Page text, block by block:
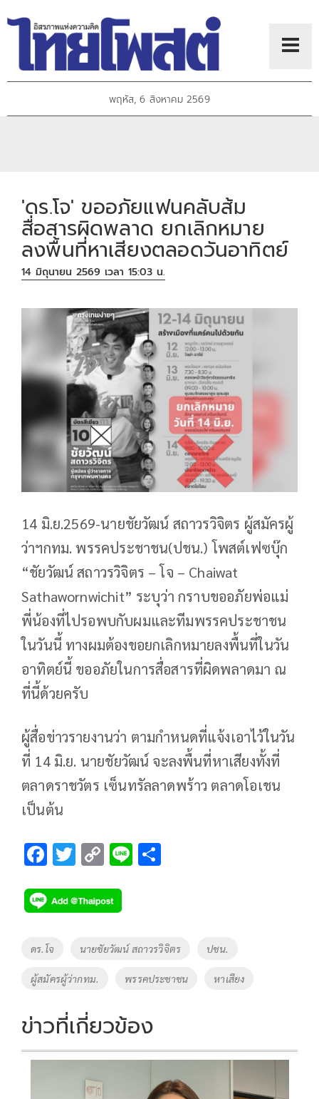
พฤหัส, 6 สิงหาคม 2569
'ดร.โจ' ขออภัยแฟนคลับส้ม
สื่อสารผิดพลาด ยกเลิกหมาย
ลงพื้นที่หาเสียงตลอดวันอาทิตย์
14 มิถุนายน 2569 เวลา 15:03 น.
14 มิ.ย.2569-นายชัยวัฒน์ สถาวรวิจิตร ผู้สมัครผู้
ว่าฯกทม. พรรคประชาชน(ปชน.) โพสต์เฟซบุ๊ก
“ชัยวัฒน์ สถาวรวิจิตร – โจ – Chaiwat
Sathawornwichit” ระบุว่า กราบขออภัยพ่อแม่
พี่น้องที่ไปรอพบกับผมและทีมพรรคประชาชน
ในวันนี้ ทางผมต้องขอยกเลิกหมายลงพื้นที่ในวัน
อาทิตย์นี้ ขออภัยในการสื่อสารที่ผิดพลาดมา ณ
ที่นี้ด้วยครับ
ผู้สื่อข่าวรายงานว่า ตามกำหนดที่แจ้งเอาไว้ในวัน
ที่ 14 มิ.ย. นายชัยวัฒน์ จะลงพื้นที่หาเสียงทั้งที่
ตลาดราชวัตร เซ็นทรัลลาดพร้าว ตลาดโอเชน
เป็นต้น
F
e
b
o
o
k
T
tt
er
C
p
y
Li
Li
Tags
ดร.โจ นายชัยวัฒน์ สถาวรวิจิตร ปชน.
ผู้สมัครผู้ว่ากทม. พรรคประชาชน หาเสียง
ข่าวที่เกี่ยวข้อง